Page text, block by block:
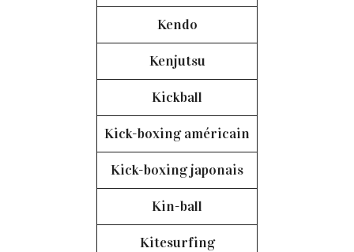
Kendo
Kenjutsu
Kickball
Kick-boxing américain
Kick-boxing japonais
Kin-ball
Kitesurfing